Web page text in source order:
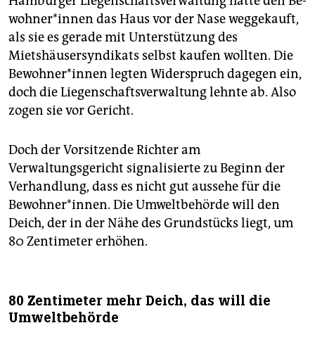
woh­ne­r*in­nen das Haus vor der Nase weggekauft,
als sie es gerade mit Unterstützung des
Mietshäusersyndikats selbst kaufen wollten. Die
Be­woh­ne­r*in­nen legten Widerspruch dagegen ein,
doch die Liegenschaftsverwaltung lehnte ab. Also
zogen sie vor Gericht.
Doch der Vorsitzende Richter am
Verwaltungsgericht signalisierte zu Beginn der
Verhandlung, dass es nicht gut aussehe für die
Bewohner*innen. Die Umweltbehörde will den
Deich, der in der Nähe des Grundstücks liegt, um
80 Zentimeter erhöhen.
80 Zentimeter mehr Deich, das will die
Umweltbehörde